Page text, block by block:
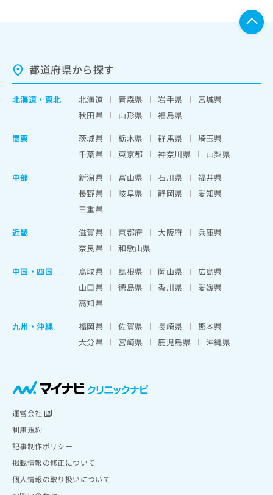
都道府県から探す
北海道 ・ 東北 北海道 青森県 岩手県
宮城県
秋田県
山形県
福島県
関東
茨城県 栃木県 群馬県
埼玉県
千葉県
東京都 神奈川県
山梨県
中部
新潟県 富山県 石川県
福井県
長野県
岐阜県 静岡県
愛知県
三重県
近畿
滋賀県 京都府 大阪府
兵庫県
奈良県
和歌山県
中国・四国
鳥取県 島根県 岡山県
広島県
山口県
徳島県 香川県
愛媛県
高知県
九州・沖縄
福岡県 佐賀県 長崎県
熊本県
大分県
宮崎県 鹿児島県 沖縄県
運営会社
利用規約
記事制作ポリシー
掲載情報の修正について
個人情報の取り扱いについて